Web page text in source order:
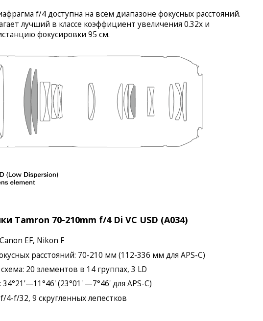
f/4 доступна на всем диапазоне фокусных расстояний.
лучший в классе коэффициент увеличения 0.32x и
фокусировки 95 см.
Tamron 70-210mm f/4 Di VC USD (A034)
EF, Nikon F
расстояний: 70-210 мм (112-336 мм для APS-C)
20 элементов в 14 группах, 3 LD
34°21'—11°46' (23°01' —7°46' для APS-C)
4-f/32, 9 скругленных лепестков